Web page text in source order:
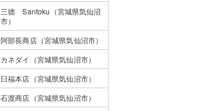
三德 Santoku（宮城県気仙沼
市）
阿部長商店（宮城県気仙沼市）
カネダイ（宮城県気仙沼市）
臼福本店（宮城県気仙沼市）
石渡商店（宮城県気仙沼市）